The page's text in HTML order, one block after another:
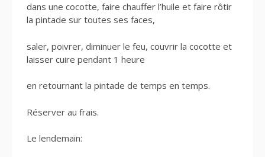
dans une cocotte, faire chauffer l’huile et faire rôtir
la pintade sur toutes ses faces,
saler, poivrer, diminuer le feu, couvrir la cocotte et
laisser cuire pendant 1 heure
en retournant la pintade de temps en temps.
Réserver au frais.
Le lendemain: